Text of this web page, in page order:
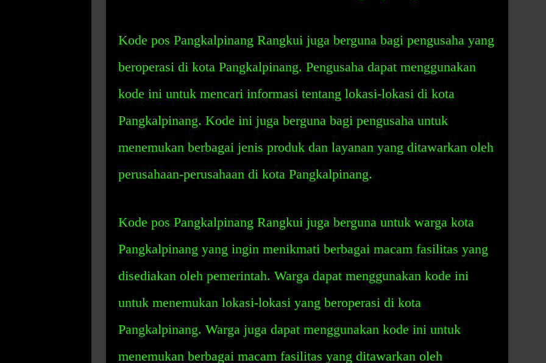
Kode pos Pangkalpinang Rangkui juga berguna bagi pengusaha yang
beroperasi di kota Pangkalpinang. Pengusaha dapat menggunakan
kode ini untuk mencari informasi tentang lokasi-lokasi di kota
Pangkalpinang. Kode ini juga berguna bagi pengusaha untuk
menemukan berbagai jenis produk dan layanan yang ditawarkan oleh
perusahaan-perusahaan di kota Pangkalpinang.
Kode pos Pangkalpinang Rangkui juga berguna untuk warga kota
Pangkalpinang yang ingin menikmati berbagai macam fasilitas yang
disediakan oleh pemerintah. Warga dapat menggunakan kode ini
untuk menemukan lokasi-lokasi yang beroperasi di kota
Pangkalpinang. Warga juga dapat menggunakan kode ini untuk
menemukan berbagai macam fasilitas yang ditawarkan oleh